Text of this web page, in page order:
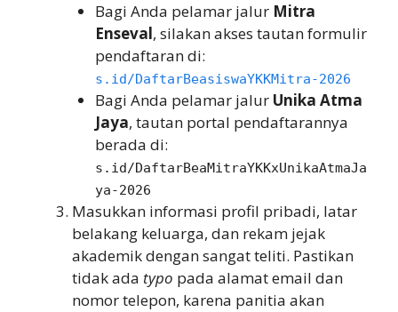
Bagi Anda pelamar jalur Mitra
Enseval, silakan akses tautan formulir
pendaftaran di:
s.id/DaftarBeasiswaYKKMitra-2026
Bagi Anda pelamar jalur Unika Atma
Jaya, tautan portal pendaftarannya
berada di:
s.id/DaftarBeaMitraYKKxUnikaAtmaJa
ya-2026
Masukkan informasi profil pribadi, latar
belakang keluarga, dan rekam jejak
akademik dengan sangat teliti. Pastikan
tidak ada typo pada alamat email dan
nomor telepon, karena panitia akan